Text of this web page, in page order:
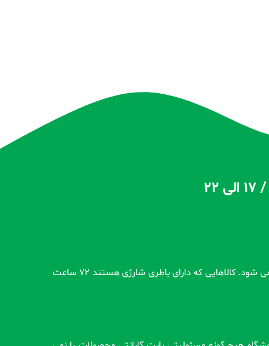
تمام محصولات بدون گارانتی قبل از اضافه شدن در سایت و بعد از ثبت سفارش مشتری کاملاً تست و از سلامت محصول اطمینان حاصل می شود. کالاهایی که دارای باطری شارژی هستند 72 ساعت